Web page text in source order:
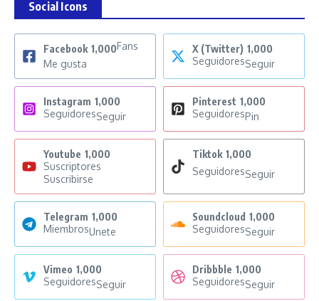
Social Icons
Facebook 1,000Fans
Me gusta
X (Twitter) 1,000
SeguidoresSeguir
Instagram 1,000
SeguidoresSeguir
Pinterest 1,000
SeguidoresPin
Youtube 1,000
Suscriptores
Suscribirse
Tiktok 1,000
SeguidoresSeguir
Telegram 1,000
MiembrosUnete
Soundcloud 1,000
SeguidoresSeguir
Vimeo 1,000
SeguidoresSeguir
Dribbble 1,000
SeguidoresSeguir